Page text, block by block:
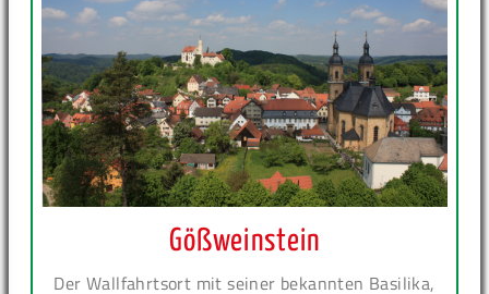
Gößweinstein
Der Wallfahrtsort mit seiner bekannten Basilika,